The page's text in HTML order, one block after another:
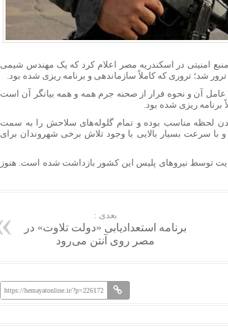
منبع امنیتی در اسکندریه مصر اعلام کرد که یک مهندس شیمی
ریزی شده بود.
آن و نحوه فرار از صحنه جرم همه و همه بیانگر آن است
برنامه ریزی شده بود.
لحظه مناسب بوده و تمام گلوله‌های سلاحش را به سمت
سرعت بسیار بالایی با وجود تلاش برخی شهروندان برای
توسط نیروهای پلیس این کشور بازداشت شده است. هنوز
بعدی :
برنامه استعدادیابی «دولت تلاوت» در
مصر روی آنتن می‌رود
https://hemayatonline.ir/?p=226172